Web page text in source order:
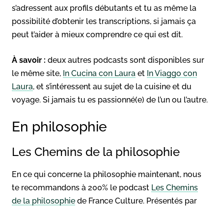
s’adressent aux profils débutants et tu as même la
possibilité d’obtenir les transcriptions, si jamais ça
peut t’aider à mieux comprendre ce qui est dit.
À savoir : deux autres podcasts sont disponibles sur
le même site, In Cucina con Laura et In Viaggo con
Laura, et s’intéressent au sujet de la cuisine et du
voyage. Si jamais tu es passionné(e) de l’un ou l’autre.
En philosophie
Les Chemins de la philosophie
En ce qui concerne la philosophie maintenant, nous
te recommandons à 200% le podcast Les Chemins
de la philosophie de France Culture. Présentés par